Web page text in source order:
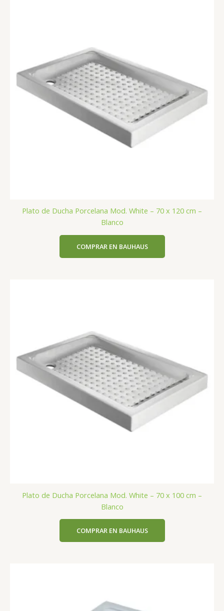
Plato de Ducha Porcelana Mod. White – 70 x 120 cm –
Blanco
COMPRAR EN BAUHAUS
Plato de Ducha Porcelana Mod. White – 70 x 100 cm –
Blanco
COMPRAR EN BAUHAUS